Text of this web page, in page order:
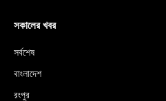
সকালের খবর
সর্বশেষ
বাংলাদেশ
রংপুর